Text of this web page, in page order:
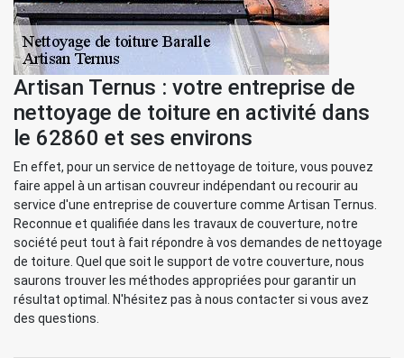
Artisan Ternus : votre entreprise de
nettoyage de toiture en activité dans
le 62860 et ses environs
En effet, pour un service de nettoyage de toiture, vous pouvez
faire appel à un artisan couvreur indépendant ou recourir au
service d'une entreprise de couverture comme Artisan Ternus.
Reconnue et qualifiée dans les travaux de couverture, notre
société peut tout à fait répondre à vos demandes de nettoyage
de toiture. Quel que soit le support de votre couverture, nous
saurons trouver les méthodes appropriées pour garantir un
résultat optimal. N'hésitez pas à nous contacter si vous avez
des questions.